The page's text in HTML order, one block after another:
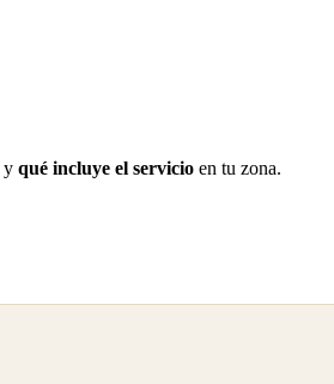
y qué incluye el servicio en tu zona.